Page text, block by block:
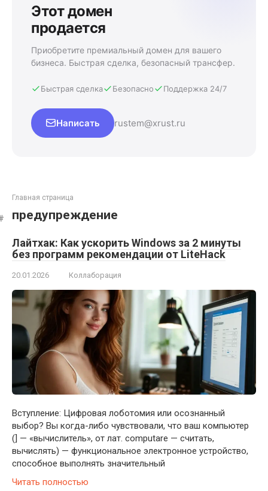
Этот домен
продается
Приобретите премиальный домен для вашего
бизнеса. Быстрая сделка, безопасный трансфер.
Быстрая сделка Безопасно Поддержка 24/7
Написать rustem@xrust.ru
Главная страница
предупреждение
Лайтхак: Как ускорить Windows за 2 минуты
без программ рекомендации от LiteHack
20.01.2026 Коллаборация
Вступление: Цифровая лоботомия или осознанный
выбор? Вы когда-либо чувствовали, что ваш компьютер
(] — «вычислитель», от лат. computare — считать,
вычислять) — функциональное электронное устройство,
способное выполнять значительный
Читать полностью